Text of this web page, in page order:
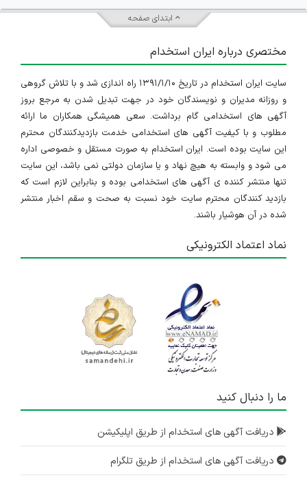
ابتدای صفحه
مختصری درباره ایران استخدام
سایت ایران استخدام در تاریخ ۱۳۹۱/۱/۱۰ راه اندازی شد و با تلاش گروهی
و روزانه مدیران و نویسندگان خود در جهت تبدیل شدن به مرجع بروز
آگهی های استخدامی گام برداشت. سعی همیشگی همکاران ما ارائه
مطلوب و با کیفیت آگهی های استخدامی خدمت بازدیدکنندگان محترم
این سایت بوده است. ایران استخدام به صورت مستقل و خصوصی اداره
می شود و وابسته به هیچ نهاد و یا سازمان دولتی نمی باشد، این سایت
تنها منتشر کننده ی آگهی های استخدامی بوده و بنابراین لازم است که
بازدید کنندگان محترم سایت خود نسبت به صحت و سقم اخبار منتشر
شده در آن هوشیار باشند.
نماد اعتماد الکترونیکی
ما را دنبال کنید
دریافت آگهی های استخدام از طریق اپلیکیشن
دریافت آگهی های استخدام از طریق تلگرام